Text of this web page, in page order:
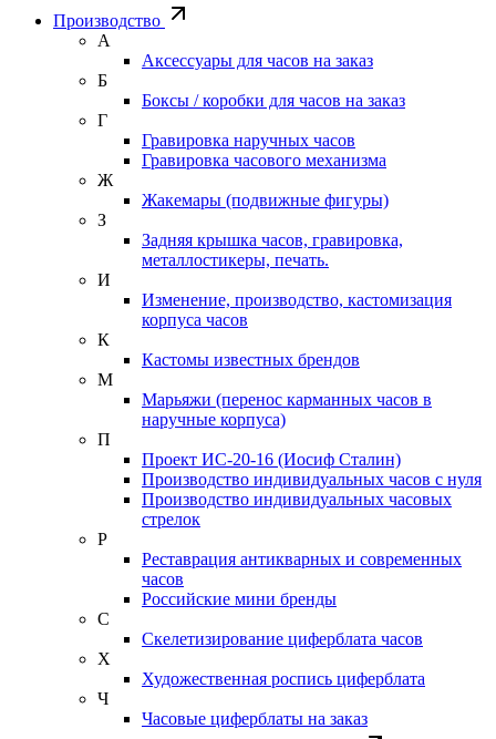
Производство
А
Аксессуары для часов на заказ
Б
Боксы / коробки для часов на заказ
Г
Гравировка наручных часов
Гравировка часового механизма
Ж
Жакемары (подвижные фигуры)
З
Задняя крышка часов, гравировка,
металлостикеры, печать.
И
Изменение, производство, кастомизация
корпуса часов
К
Кастомы известных брендов
М
Марьяжи (перенос карманных часов в
наручные корпуса)
П
Проект ИС-20-16 (Иосиф Сталин)
Производство индивидуальных часов с нуля
Производство индивидуальных часовых
стрелок
Р
Реставрация антикварных и современных
часов
Российские мини бренды
С
Скелетизирование циферблата часов
Х
Художественная роспись циферблата
Ч
Часовые циферблаты на заказ